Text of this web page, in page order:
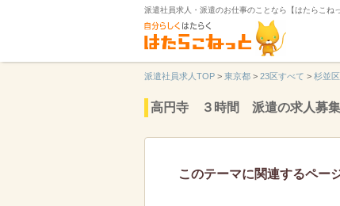
派遣社員求人・派遣のお仕事のことなら【はたらこねっ
派遣社員求人TOP > 東京都 > 23区すべて > 杉並区
高円寺 ３時間 派遣の求人募集
このテーマに関連するペー